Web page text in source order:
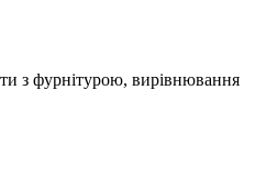
з фурнітурою, вирівнювання